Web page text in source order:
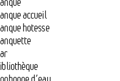
accueil
hotesse